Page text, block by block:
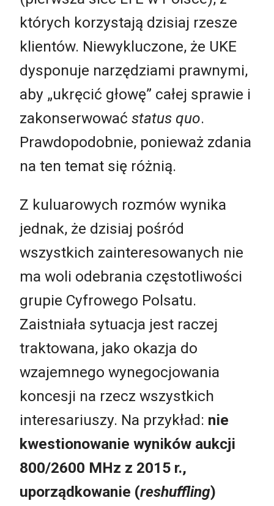
których korzystają dzisiaj rzesze
klientów. Niewykluczone, że UKE
dysponuje narzędziami prawnymi,
aby „ukręcić głowę” całej sprawie i
zakonserwować status quo.
Prawdopodobnie, ponieważ zdania
na ten temat się różnią.
Z kuluarowych rozmów wynika
jednak, że dzisiaj pośród
wszystkich zainteresowanych nie
ma woli odebrania częstotliwości
grupie Cyfrowego Polsatu.
Zaistniała sytuacja jest raczej
traktowana, jako okazja do
wzajemnego wynegocjowania
koncesji na rzecz wszystkich
interesariuszy. Na przykład: nie
kwestionowanie wyników aukcji
800/2600 MHz z 2015 r.,
uporządkowanie (reshuffling)